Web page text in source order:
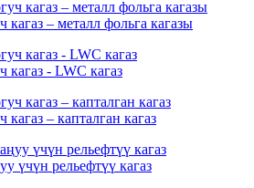
кагаз – металл фольга кагазы
кагаз - LWC кагаз
кагаз – капталган кагаз
үчүн рельефтүү кагаз